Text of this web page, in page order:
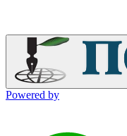
Powered by